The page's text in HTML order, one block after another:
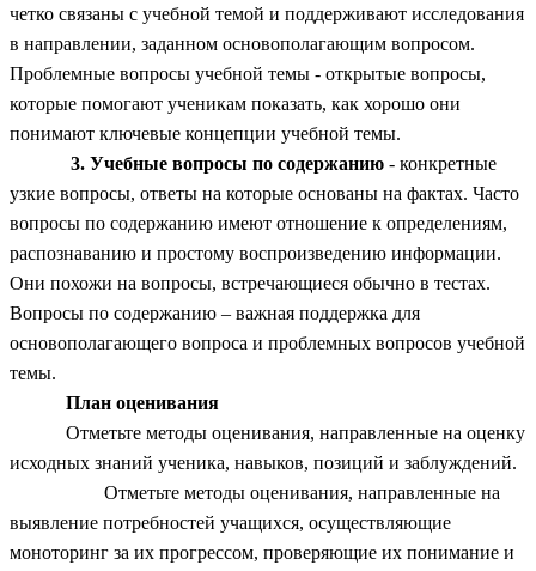
четко связаны с учебной темой и поддерживают исследования
в направлении, заданном основополагающим вопросом.
Проблемные вопросы учебной темы - открытые вопросы,
которые помогают ученикам показать, как хорошо они
понимают ключевые концепции учебной темы.
3. Учебные вопросы по содержанию - конкретные
узкие вопросы, ответы на которые основаны на фактах. Часто
вопросы по содержанию имеют отношение к определениям,
распознаванию и простому воспроизведению информации.
Они похожи на вопросы, встречающиеся обычно в тестах.
Вопросы по содержанию – важная поддержка для
основополагающего вопроса и проблемных вопросов учебной
темы.
План оценивания
Отметьте методы оценивания, направленные на оценку
исходных знаний ученика, навыков, позиций и заблуждений.
Отметьте методы оценивания, направленные на
выявление потребностей учащихся, осуществляющие
моноторинг за их прогрессом, проверяющие их понимание и